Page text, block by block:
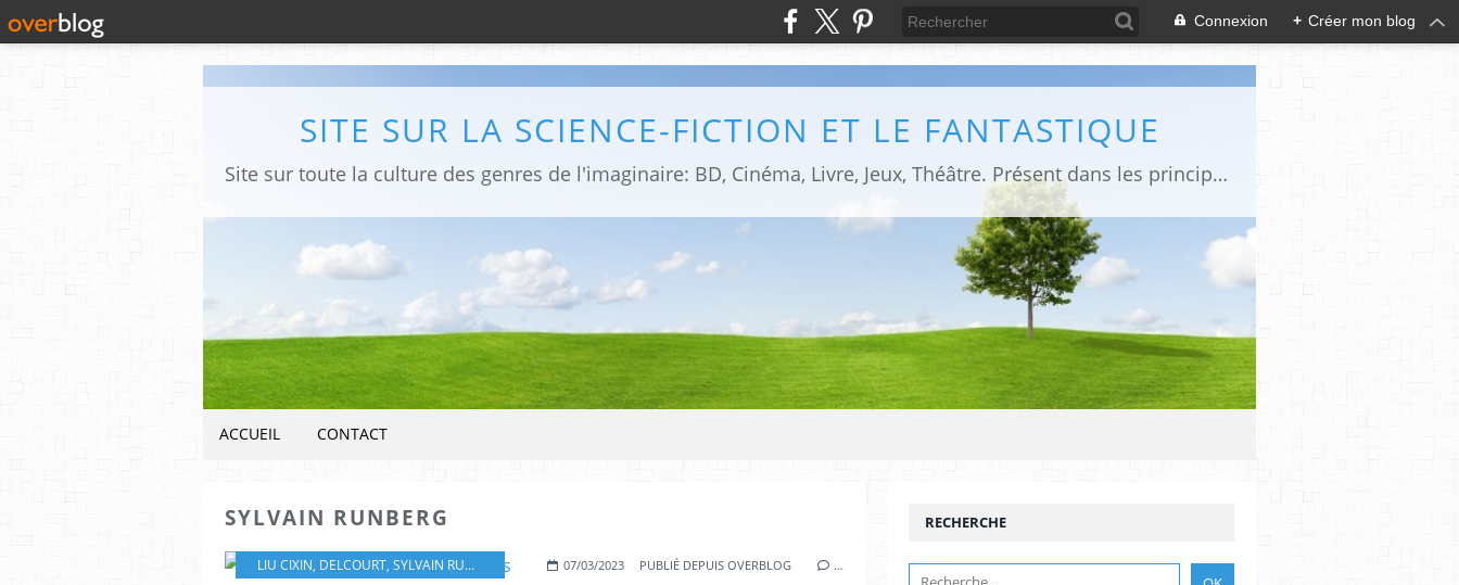
Connexion + Créer mon blog
SITE SUR LA SCIENCE-FICTION ET LE FANTASTIQUE
Site sur toute la culture des genres de l'imaginaire: BD, Cinéma, Livre, Jeux, Théâtre. Présent dans les principaux festivals de film fantastique e de science-fiction, salons et conventions.
ACCUEIL CONTACT
SYLVAIN RUNBERG
LIU CIXIN, DELCOURT, SYLVAIN RUNBERG , MA YI,SCIENCE FICTION,BD,DESSINATEUR,AUTEUR, ANTICIPATION,ETHIQUE
07/03/2023 PUBLIÉ DEPUIS OVERBLOG …
RECHERCHE